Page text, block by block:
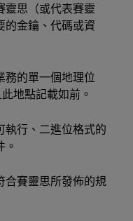
靈思（或代表賽靈
的金鑰、代碼或資
務的單一個地理位
地點記載如前。
執行、二進位格式的
合賽靈思所發佈的規